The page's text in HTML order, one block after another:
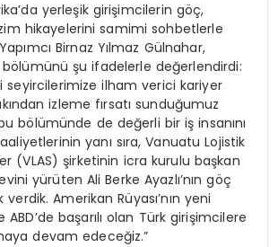
yerleşik girişimcilerin göç,
hikayelerini samimi sohbetlerle
Birnaz Yılmaz Gülnahar,
şu ifadelerle değerlendirdi:
seyircilerimize ilham verici kariyer
izleme fırsatı sunduğumuz
bölümünde de değerli bir iş insanını
yanı sıra, Vanuatu Lojistik
(VLAS) şirketinin icra kurulu başkan
yürüten Ali Berke Ayazlı’nın göç
Amerikan Rüyası’nın yeni
başarılı olan Türk girişimcilere
devam edeceğiz.”